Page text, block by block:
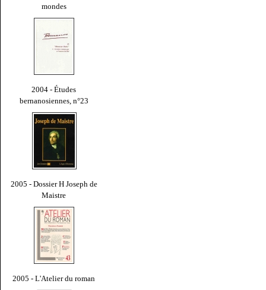
mondes
2004 - Études
bernanosiennes, n°23
2005 - Dossier H Joseph de
Maistre
2005 - L'Atelier du roman